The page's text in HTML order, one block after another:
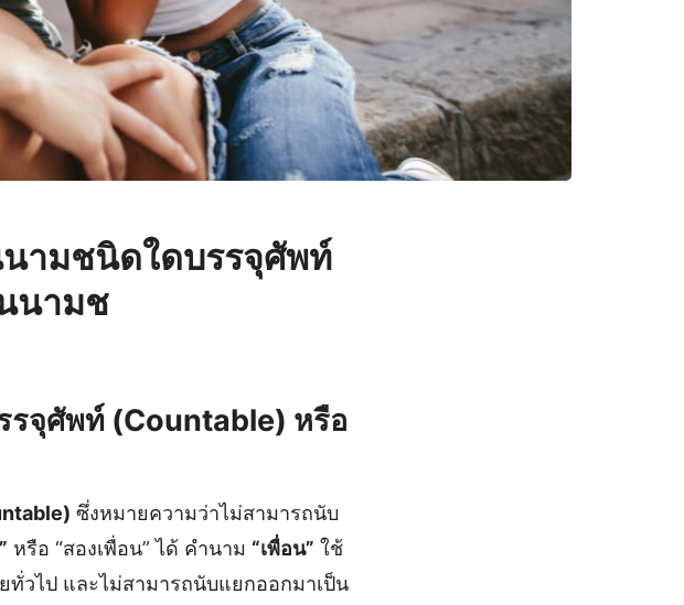
ามชนิดใดบรรจุศัพท์
นามช
รจุศัพท์ (Countable) หรือ
ซึ่งหมายความว่าไม่สามารถนับ
หรือ “สองเพื่อน” ได้ คำนาม “เพื่อน” ใช้
วไป และไม่สามารถนับแยกออกมาเป็น